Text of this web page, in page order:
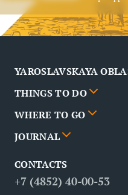
YAROSLAVSKAYA
Cities
News
Partners
FAQ
Contacts
THINGS TO DO
Events
Routes
Attractions
WHERE TO GO
Poster
Restaurants
JOURNAL
Business tourism
Medical tourism
CONTACTS
+7 (4852) 40-00-53